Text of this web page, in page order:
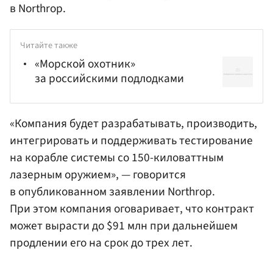
в Northrop.
Читайте также
«Морской охотник»
за российскими подлодками
«Компания будет разрабатывать, производить,
интегрировать и поддерживать тестирование
на корабле системы со 150-киловаттным
лазерным оружием», — говорится
в опубликованном заявлении Northrop.
При этом компания оговаривает, что контракт
может вырасти до $91 млн при дальнейшем
продлении его на срок до трех лет.